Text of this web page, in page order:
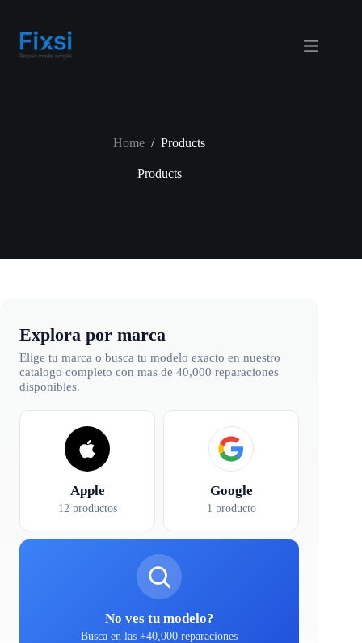
content
Home / Products
Products
Explora por marca
Elige tu marca o busca tu modelo exacto en nuestro
catalogo completo con mas de 40,000 reparaciones
disponibles.
Apple
12 productos
Google
1 producto
No ves tu modelo?
Busca en las +40,000 reparaciones